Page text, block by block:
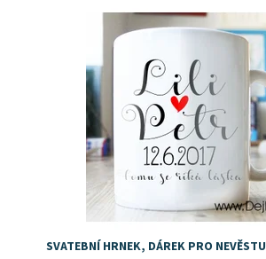
Dostupnost:
Skladem
DejDar
SVATEBNÍ HRNEK, DÁREK PRO NEVĚSTU